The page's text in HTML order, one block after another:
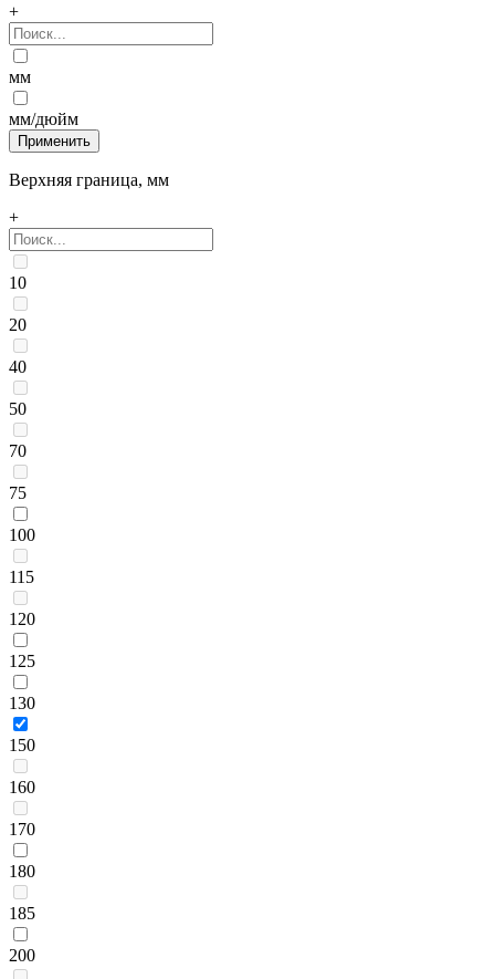
+
мм
мм/дюйм
Верхняя граница, мм
+
10
20
40
50
70
75
100
115
120
125
130
150
160
170
180
185
200